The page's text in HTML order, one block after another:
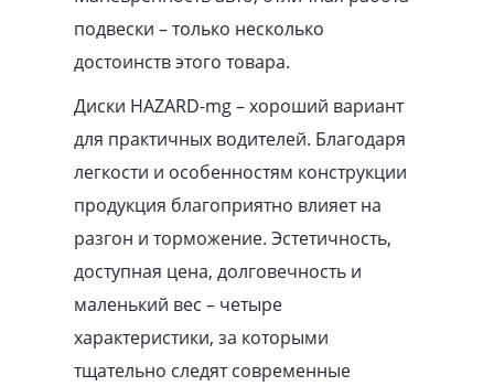
подвески – только несколько
достоинств этого товара.
Диски HAZARD-mg – хороший вариант
для практичных водителей. Благодаря
легкости и особенностям конструкции
продукция благоприятно влияет на
разгон и торможение. Эстетичность,
доступная цена, долговечность и
маленький вес – четыре
характеристики, за которыми
тщательно следят современные